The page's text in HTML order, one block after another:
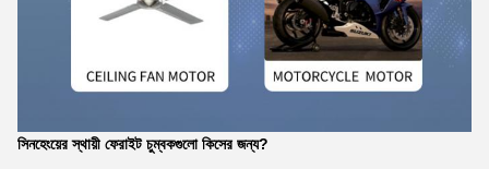
সিনহেংয়ের স্থায়ী ফেরাইট চুম্বকগুলো কিসের জন্য?